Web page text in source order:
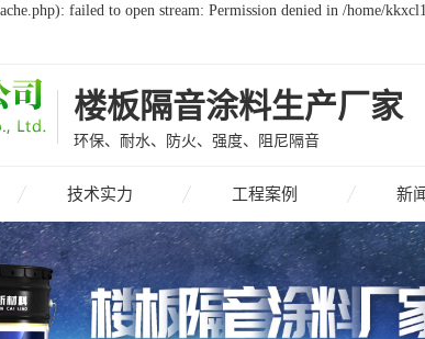
failed to open stream: Permission denied in /home/
楼板隔音涂料生产厂家
环保、耐水、防火、强度、阻尼隔音
技术实力 工程案例 新